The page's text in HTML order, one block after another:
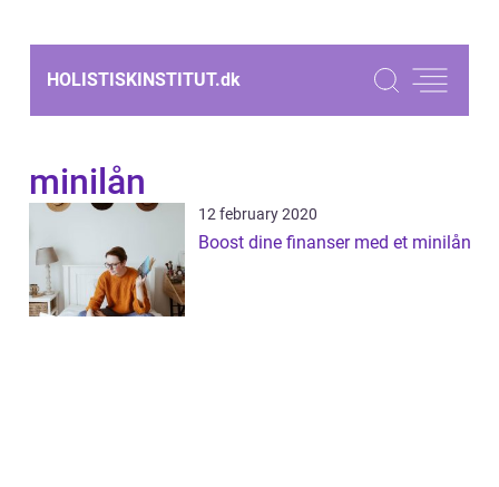
HOLISTISKINSTITUT.dk
minilån
12 february 2020
Boost dine finanser med et minilån